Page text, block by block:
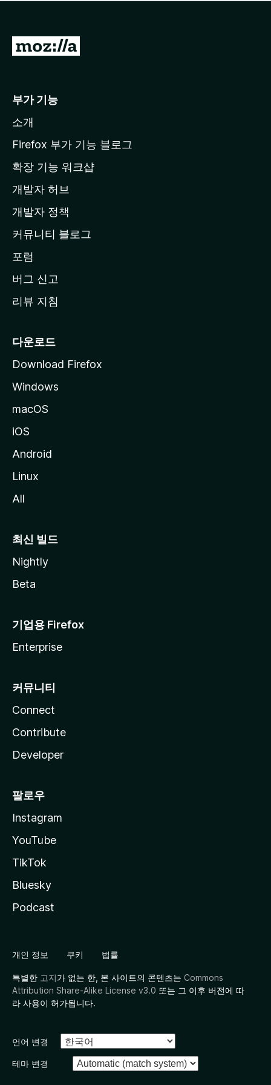
점
습
니
M
l
a
페
이
지
이
동
부가 기능
소개
Firefox 부가 기능 블로그
확장 기능 워크샵
개발자 허브
개발자 정책
커뮤니티 블로그
포럼
버그 신고
리뷰 지침
다운로드
Download Firefox
Windows
macOS
iOS
Android
Linux
All
최신 빌드
Nightly
Beta
기업용 Firefox
Enterprise
커뮤니티
Connect
Contribute
Developer
팔로우
Instagram
YouTube
TikTok
Bluesky
Podcast
개인 정보 쿠키 법률
특별한 고지가 없는 한, 본 사이트의 콘텐츠는 Commons
Attribution Share-Alike License v3.0 또는 그 이후 버전에 따
라 사용이 허가됩니다.
언어 변경
테마 변경